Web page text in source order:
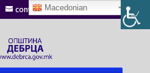
contact@debrca.gov.mk
Macedonian